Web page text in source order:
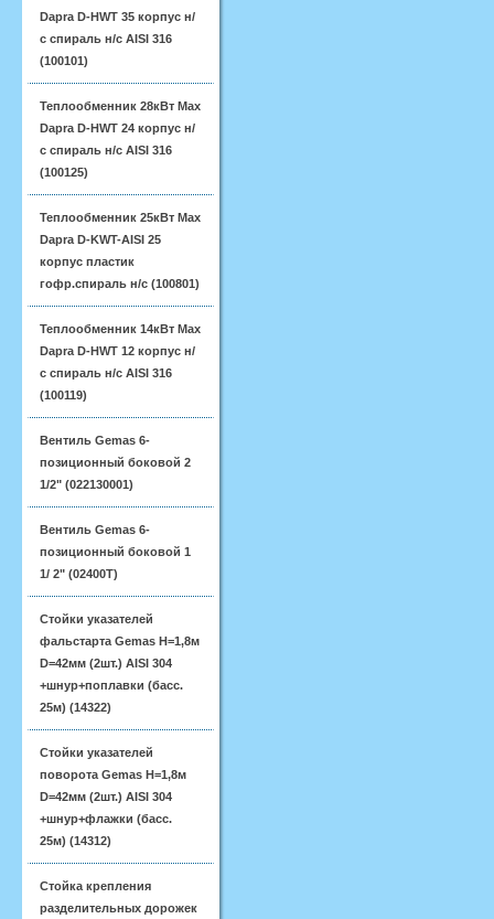
Dapra D-HWT 35 корпус н/
с спираль н/с AISI 316
(100101)
Теплообменник 28кВт Max
Dapra D-HWT 24 корпус н/
с спираль н/с AISI 316
(100125)
Теплообменник 25кВт Max
Dapra D-KWT-AISI 25
корпус пластик
гофр.спираль н/с (100801)
Теплообменник 14кВт Max
Dapra D-HWT 12 корпус н/
с спираль н/с AISI 316
(100119)
Вентиль Gemas 6-
позиционный боковой 2
1/2" (022130001)
Вентиль Gemas 6-
позиционный боковой 1
1/ 2" (02400T)
Стойки указателей
фальстарта Gemas H=1,8м
D=42мм (2шт.) AISI 304
+шнур+поплавки (басс.
25м) (14322)
Стойки указателей
поворота Gemas H=1,8м
D=42мм (2шт.) AISI 304
+шнур+флажки (басс.
25м) (14312)
Стойка крепления
разделительных дорожек